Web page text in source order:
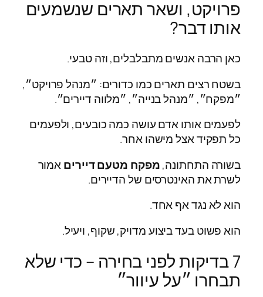
פרויקט, ושאר תארים שנשמעים
אותו דבר?
כאן הרבה אנשים מתבלבלים, וזה טבעי.
בשטח רצים תארים כמו כדורים: ״מנהל פרויקט״,
״מפקח״, ״מנהל בנייה״, ״מלווה דיירים״.
לפעמים אותו אדם עושה כמה כובעים, ולפעמים
כל תפקיד אצל מישהו אחר.
בשורה התחתונה,מפקח מטעם דייריםאמור
לשרת את האינטרסים של הדיירים.
הוא לא נגד אף אחד.
הוא פשוט בעד ביצוע מדויק, שקוף, ויעיל.
7 בדיקות לפני בחירה – כדי שלא
תבחרו ״על עיוור״